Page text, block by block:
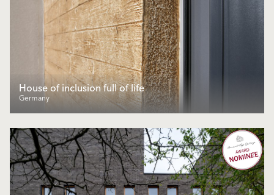
House of inclusion full of life
Germany